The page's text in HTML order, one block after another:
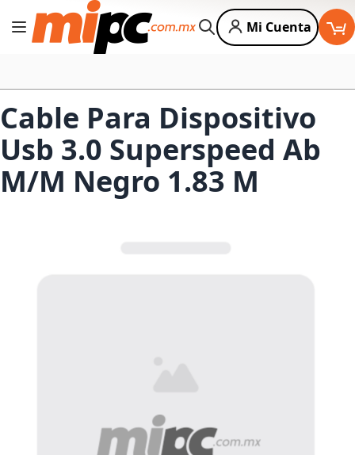
Cambiar Nav
Buscar
Mi Cuenta
Cable Para Dispositivo
Usb 3.0 Superspeed Ab
M/M Negro 1.83 M